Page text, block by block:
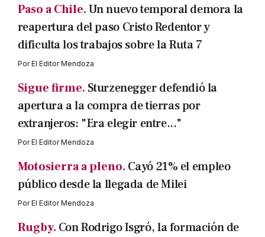
Paso a Chile.Un nuevo temporal demora la
reapertura del paso Cristo Redentor y
dificulta los trabajos sobre la Ruta 7
PorEl Editor Mendoza
Sigue firme. Sturzenegger defendió la
apertura a la compra de tierras por
extranjeros: "Era elegir entre..."
PorEl Editor Mendoza
Motosierra a pleno. Cayó 21% el empleo
público desde la llegada de Milei
PorEl Editor Mendoza
Rugby. Con Rodrigo Isgró, la formación de